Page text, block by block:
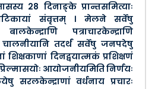
28 दिनाङ्के प्रान्तसमित्याः
संवृत्तम् । मेलने सर्वेषु
पत्राचारकेन्द्राणि
चालनीयानि तदर्थं सर्वेषु जनपदेषु
शिक्षकाणां दिनद्वयात्मकं प्रशिक्षणं
आयोजनीयमिति निर्णयः
सरलकेन्द्राणां वर्धनाय प्रचारः